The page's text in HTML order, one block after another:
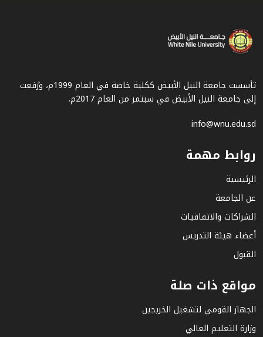
تأسست جامعة النيل الأبيض ككلية خاصة في العام 1999م، ورُفعت
إلى جامعة النيل الأبيض في سبتمر من العام 2017م.
info@wnu.edu.sd
روابط مهمة
الرئيسية
عن الجامعة
الشراكات والاتفاقيات
أعضاء هيئة التدريس
القبول
مواقع ذات صلة
الجهاز القومي لتشغيل الخريجين
وزارة التعليم العالي